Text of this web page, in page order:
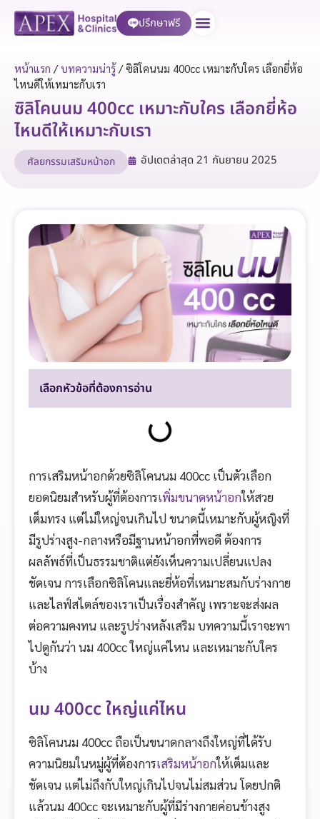
ปรึกษาฟรี
หน้าแรก /บทความน่ารู้/ซิลิโคนนม 400cc เหมาะกับใคร เลือกยี่ห้อ
ไหนดีให้เหมาะกับเรา
ซิลิโคนนม 400cc เหมาะกับใคร เลือกยี่ห้อ
ไหนดีให้เหมาะกับเรา
ศัลยกรรมเสริมหน้าอก อัปเดตล่าสุด 21 กันยายน 2025
เลือกหัวข้อที่ต้องการอ่าน
การเสริมหน้าอกด้วยซิลิโคนนม 400cc เป็นตัวเลือก
ยอดนิยมสำหรับผู้ที่ต้องการเพิ่มขนาดหน้าอกให้สวย
เต็มทรง แต่ไม่ใหญ่จนเกินไป ขนาดนี้เหมาะกับผู้หญิงที่
มีรูปร่างสูง-กลางหรือมีฐานหน้าอกที่พอดี ต้องการ
ผลลัพธ์ที่เป็นธรรมชาติแต่ยังเห็นความเปลี่ยนแปลง
ชัดเจน การเลือกซิลิโคนและยี่ห้อที่เหมาะสมกับร่างกาย
และไลฟ์สไตล์ของเราเป็นเรื่องสำคัญ เพราะจะส่งผล
ต่อความคงทน และรูปร่างหลังเสริม บทความนี้เราจะพา
ไปดูกันว่า นม 400cc ใหญ่แค่ไหน และเหมาะกับใคร
บ้าง
นม 400cc ใหญ่แค่ไหน
ซิลิโคนนม 400cc ถือเป็นขนาดกลางถึงใหญ่ที่ได้รับ
ความนิยมในหมู่ผู้ที่ต้องการเสริมหน้าอกให้เต็มและ
ชัดเจน แต่ไม่ถึงกับใหญ่เกินไปจนไม่สมส่วน โดยปกติ
แล้วนม 400cc จะเหมาะกับผู้ที่มีร่างกายค่อนข้างสูง